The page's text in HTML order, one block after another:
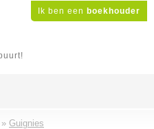
Ik ben een boekhouder
» Guignies